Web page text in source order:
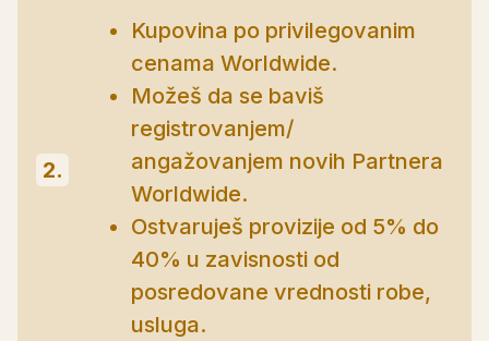
2.
Kupovina po privilegovanim
cenama Worldwide.
Možeš da se baviš
registrovanjem/
angažovanjem novih Partnera
Worldwide.
Ostvaruješ provizije od 5% do
40% u zavisnosti od
posredovane vrednosti robe,
usluga.